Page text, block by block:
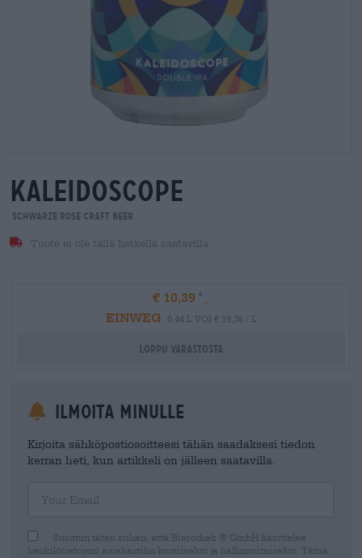
kaleidoscope
Schwarze Rose Craft Beer
Tuote ei ole tällä hetkellä saatavilla
€ 10,39
EINWEG
0,44 L VOI € 19,36 / L
Loppu varastosta
Ilmoita minulle
Kirjoita sähköpostiosoitteesi tähän saadaksesi tiedon
kerran heti, kun artikkeli on jälleen saatavilla.
Suostun täten siihen, että Bierothek ® GmbH käsittelee
henkilötietojani asiakastilin luomiseksi ja hallinnoimiseksi. Tämä